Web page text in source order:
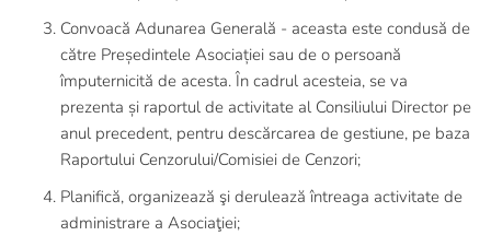
Convoacă Adunarea Generală - aceasta este condusă de
către Președintele Asociației sau de o persoană
împuternicită de acesta. În cadrul acesteia, se va
prezenta și raportul de activitate al Consiliului Director pe
anul precedent, pentru descărcarea de gestiune, pe baza
Raportului Cenzorului/Comisiei de Cenzori;
Planifică, organizează şi derulează întreaga activitate de
administrare a Asociaţiei;